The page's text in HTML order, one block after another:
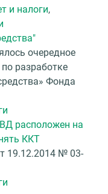
и налоги,
очередное
разработке
Фонда
расположен на
ККТ
19.12.2014 № 03-